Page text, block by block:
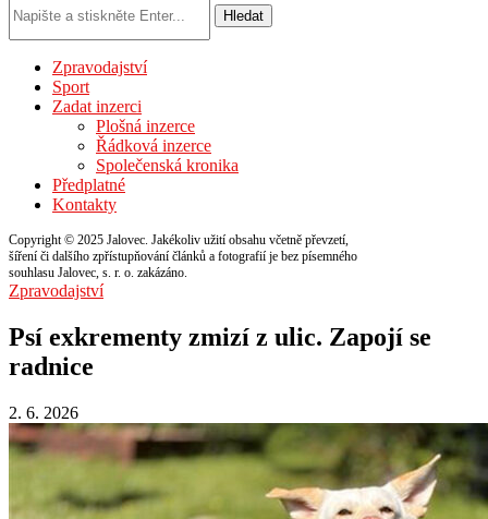
Hledat
Zpravodajství
Sport
Zadat inzerci
Plošná inzerce
Řádková inzerce
Společenská kronika
Předplatné
Kontakty
Copyright © 2025 Jalovec. Jakékoliv užití obsahu včetně převzetí,
šíření či dalšího zpřístupňování článků a fotografií je bez písemného
souhlasu Jalovec, s. r. o. zakázáno.
Zpravodajství
Psí exkrementy zmizí z ulic. Zapojí se
radnice
2. 6. 2026